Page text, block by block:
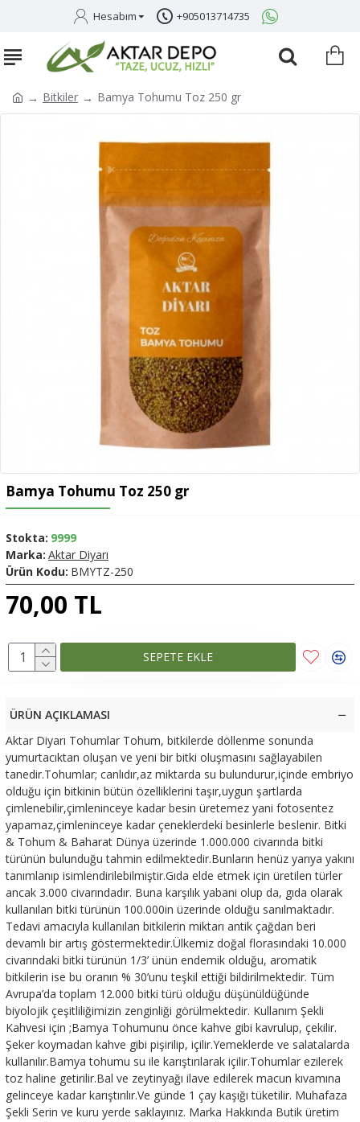
Hesabım +905013714735
Bitkiler Bamya Tohumu Toz 250 gr
Bamya Tohumu Toz 250 gr
70,00 TL
Stokta: 9999
Marka: Aktar Diyarı
Ürün Kodu: BMYTZ-250
SEPETE EKLE
ÜRÜN AÇIKLAMASI
Aktar Diyarı Tohumlar Tohum, bitkilerde döllenme sonunda
yumurtacıktan oluşan ve yeni bir bitki oluşmasını sağlayabilen
tanedir.Tohumlar; canlıdır,az miktarda su bulundurur,içinde embriyo
olduğu için bitkinin bütün özelliklerini taşır,uygun şartlarda
çimlenebilir,çimleninceye kadar besin üretemez yani fotosentez
yapamaz,çimleninceye kadar çeneklerdeki besinlerle beslenir. Bitki
& Tohum & Baharat Dünya üzerinde 1.000.000 civarında bitki
türünün bulunduğu tahmin edilmektedir.Bunların henüz yarıya yakını
tanımlanıp isimlendirilebilmiştir.Gıda elde etmek için üretilen türler
ancak 3.000 civarındadır. Buna karşılık yabani olup da, gıda olarak
kullanılan bitki türünün 100.000in üzerinde olduğu sanılmaktadır.
Tedavi amacıyla kullanılan bitkilerin miktarı antik çağdan beri
devamlı bir artış göstermektedir.Ülkemiz doğal florasındaki 10.000
civarındaki bitki türünün 1/3’ ünün endemik olduğu, aromatik
bitkilerin ise bu oranın % 30’unu teşkil ettiği bildirilmektedir. Tüm
Avrupa’da toplam 12.000 bitki türü olduğu düşünüldüğünde
biyolojik çeşitliliğimizin zenginliği görülmektedir. Kullanım Şekli
Kahvesi için ;Bamya Tohumunu önce kahve gibi kavrulup, çekilir.
Şeker koymadan kahve gibi pişirilip, içilir.Yemeklerde ve salatalarda
kullanılır.Bamya tohumu su ile karıştırılarak içilir.Tohumlar ezilerek
toz haline getirilir.Bal ve zeytinyağı ilave edilerek macun kıvamına
gelinceye kadar karıştırılır.Ve günde 1 çay kaşığı tüketilir. Muhafaza
Şekli Serin ve kuru yerde saklayınız. Marka Hakkında Butik üretim